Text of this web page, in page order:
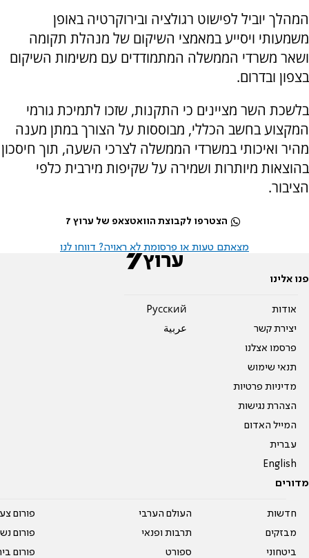
המהלך יוביל לפישוט רגולציה ובירוקרטיה באופן
משמעותי ויסייע במאמצי השיקום של מנהלת תקומה
ושאר משרדי הממשלה המתמודדים עם משימות השיקום
בצפון ובדרום.
בלשכת השר מציינים כי התקנות, שזכו לתמיכת גורמי
המקצוע בחשב הכללי, מבוססות על הצורך במתן מענה
מהיר ואיכותי במשרדי הממשלה לצרכי השעה, תוך חיסכון
בהוצאות מיותרות ושמירה על שקיפות מירבית כלפי
הציבור.
הצטרפו לקבוצת הוואטצאפ של ערוץ 7
מצאתם טעות או פרסומת לא ראויה? דווחו לנו
פנו אלינו
אודות
יצירת קשר
פרסמו אצלנו
תנאי שימוש
מדיניות פרטיות
הצהרת נגישות
המייל האדום
עברית
English
Pусский
عربية
מדורים
חדשות
מבזקים
ביטחוני
העולם הערבי
תרבות ופנאי
ספורט
פורום
פורום
פורום